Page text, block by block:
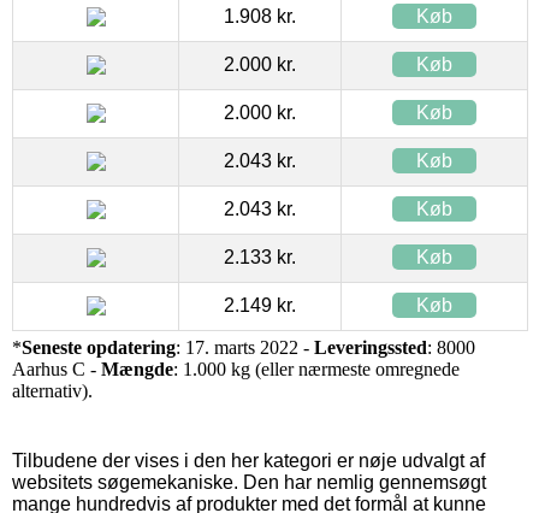
1.908 kr. Køb
2.000 kr. Køb
2.000 kr. Køb
2.043 kr. Køb
2.043 kr. Køb
2.133 kr. Køb
2.149 kr. Køb
*Seneste opdatering: 17. marts 2022 - Leveringssted: 8000
Aarhus C - Mængde: 1.000 kg (eller nærmeste omregnede
alternativ).
Tilbudene der vises i den her kategori er nøje udvalgt af
websitets søgemekaniske. Den har nemlig gennemsøgt
mange hundredvis af produkter med det formål at kunne